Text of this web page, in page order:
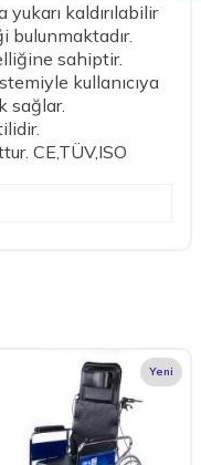
kaldırılabilir
bulunmaktadır.
sahiptir.
kullanıcıya
sağlar.
CE,TÜV,ISO
Yeni